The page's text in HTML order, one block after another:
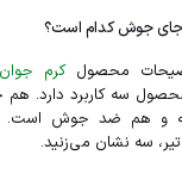
جای جوش کدام است؟
محصولکرم جوان
سه کاربرد دارد.
و هم ضد جوش است.
سه نشان می‌زنید.